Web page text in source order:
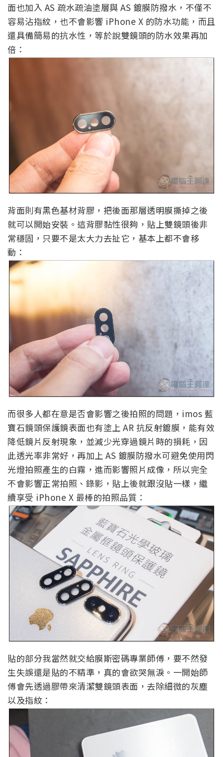
面也加入 AS 疏水疏油塗層與 AS 鍍膜防撥水，不僅不
容易沾指紋，也不會影響 iPhone X 的防水功能，而且
還具備簡易的抗水性，等於說雙鏡頭的防水效果再加
倍：
背面則有黑色基材背膠，把後面那層透明膜撕掉之後
就可以開始安裝。這背膠黏性很夠，貼上雙鏡頭後非
常穩固，只要不是太大力去扯它，基本上都不會移
動：
而很多人都在意是否會影響之後拍照的問題，imos 藍
寶石鏡頭保護鏡表面也有塗上 AR 抗反射鍍膜，能有效
降低鏡片反射現象，並減少光穿過鏡片時的損耗，因
此透光率非常好，再加上 AS 鍍膜防撥水可避免使用閃
光燈拍照產生的白霧，進而影響照片成像，所以完全
不會影響正常拍照、錄影，貼上後就跟沒貼一樣，繼
續享受 iPhone X 最棒的拍照品質：
貼的部分我當然就交給膜斯密碼專業師傅，要不然發
生失誤還是貼的不精準，真的會欲哭無淚。一開始師
傅會先透過膠帶來清潔雙鏡頭表面，去除細微的灰塵
以及指紋：